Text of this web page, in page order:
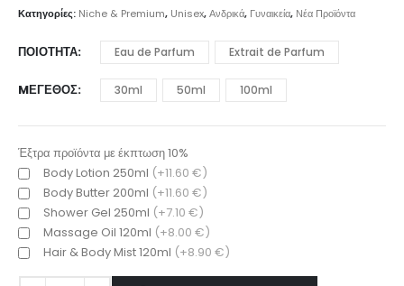
9.00 €
through
25.00 €
Κατηγορίες: Niche & Premium, Unisex,Ανδρικά, Γυναικεία, Νέα Προϊόντα
ΠΟΙΌΤΗΤΑ Eau de Parfum Extrait de Parfum
MΈΓΕΘΟΣ 30ml 50ml 100ml
Έξτρα προϊόντα με έκπτωση 10%
Body Lotion 250ml (+11.60 €)
Body Butter 200ml (+11.60 €)
Shower Gel 250ml (+7.10 €)
Massage Oil 120ml (+8.00 €)
Hair & Body Mist 120ml (+8.90 €)